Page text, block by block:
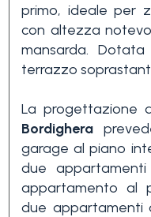
primo, ideale per
con altezza
mansarda.
terrazzo
La progettazione
Bordighera
garage al piano
due
appartamento al
due appartamenti